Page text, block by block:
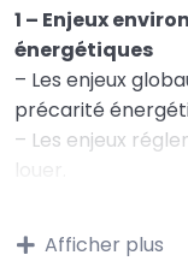
1 – Enjeux
énergétiques
– Les enjeux
précarité
– Les enjeux
louer.
bâtiment,
Afficher plus